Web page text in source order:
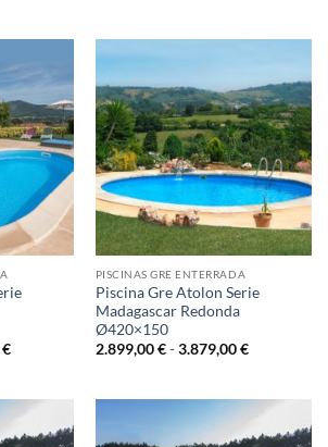
3.929,00 €
5.709,00 €
4.149,00 €
€Rango
4.459,00 €
6.489,00 €
PISCINAS GRE ENTERRADA
Piscina Gre Atolon Serie
Madagascar Redonda
Ø420×150
2.899,00€ - 3.879,00€Rango
2.899,00 €
3.879,00 €